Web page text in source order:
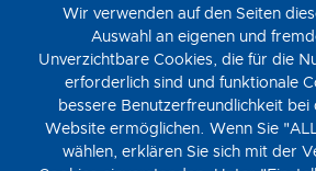
Wir verwenden auf den Seiten
Auswahl an eigenen und
Unverzichtbare Cookies, die für die
erforderlich sind und funktionale
bessere Benutzerfreundlichkeit
Website ermöglichen. Wenn Sie
wählen, erklären Sie sich mit der